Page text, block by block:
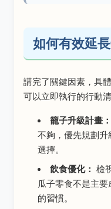
如何有效延
講完了關鍵因素，具
可以立即執行的行動清
籠子升級計畫：
不夠，優先規劃升
選擇。
飲食優化： 檢
瓜子零食不是主
的習慣。